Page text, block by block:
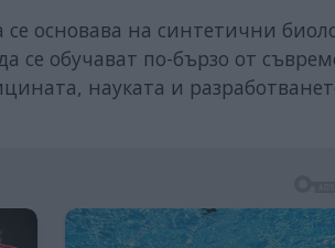
се основава на синтетични
се обучават по-бързо от
науката и